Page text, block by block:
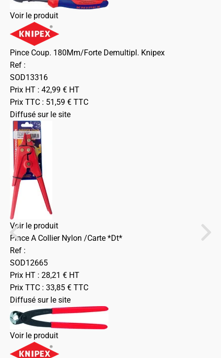
Voir le produit
Pince Coup. 180Mm/Forte Demultipl. Knipex
Ref :
SOD13316
Prix HT : 42,99 € HT
Prix TTC : 51,59 € TTC
Diffusé sur le site
Voir le produit
Pince A Collier Nylon /Carte *Dt*
Ref :
SOD12665
Prix HT : 28,21 € HT
Prix TTC : 33,85 € TTC
Diffusé sur le site
Voir le produit